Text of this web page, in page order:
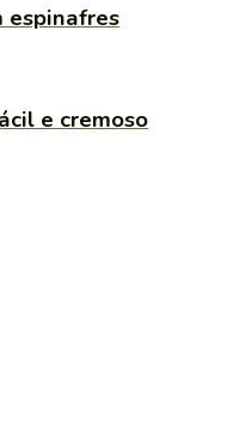
espinafres
e cremoso